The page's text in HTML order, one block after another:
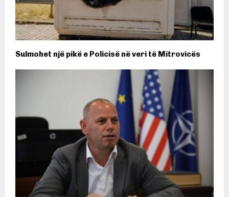
Sulmohet një pikë e Policisë në veri të Mitrovicës